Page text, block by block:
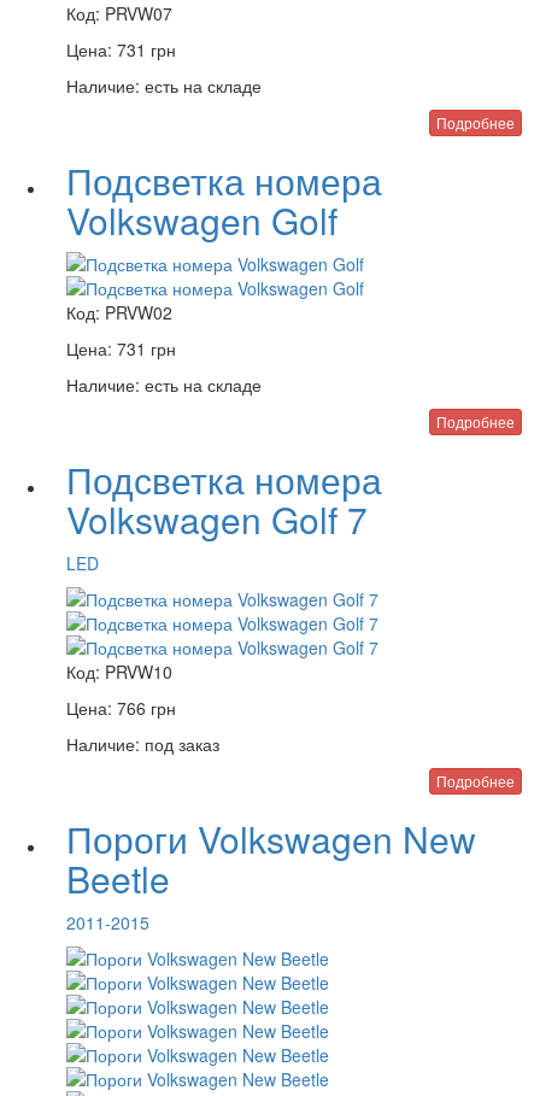
Код: PRVW07
Цена: 731 грн
Наличие: есть на складе
Подробнее
Подсветка номера
Volkswagen Golf
Код: PRVW02
Цена: 731 грн
Наличие: есть на складе
Подробнее
Подсветка номера
Volkswagen Golf 7
LED
Код: PRVW10
Цена: 766 грн
Наличие: под заказ
Подробнее
Пороги Volkswagen New
Beetle
2011-2015